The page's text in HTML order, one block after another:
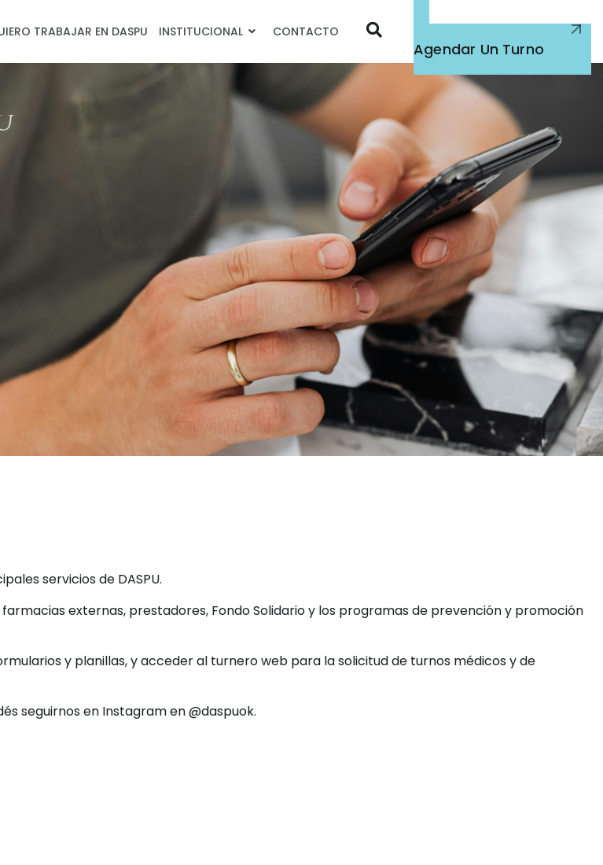
TRABAJAR EN DASPU INSTITUCIONAL CONTACTO
Agendar Un Turno
servicios de DASPU.
externas, prestadores, Fondo Solidario y los programas de prevención y promoción
y planillas, y acceder al turnero web para la solicitud de turnos médicos y de
seguirnos en Instagram en @daspuok.